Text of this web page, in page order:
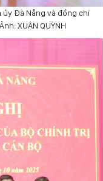
ủy Đà Nẵng và đồng chí
XUÂN QUỲNH